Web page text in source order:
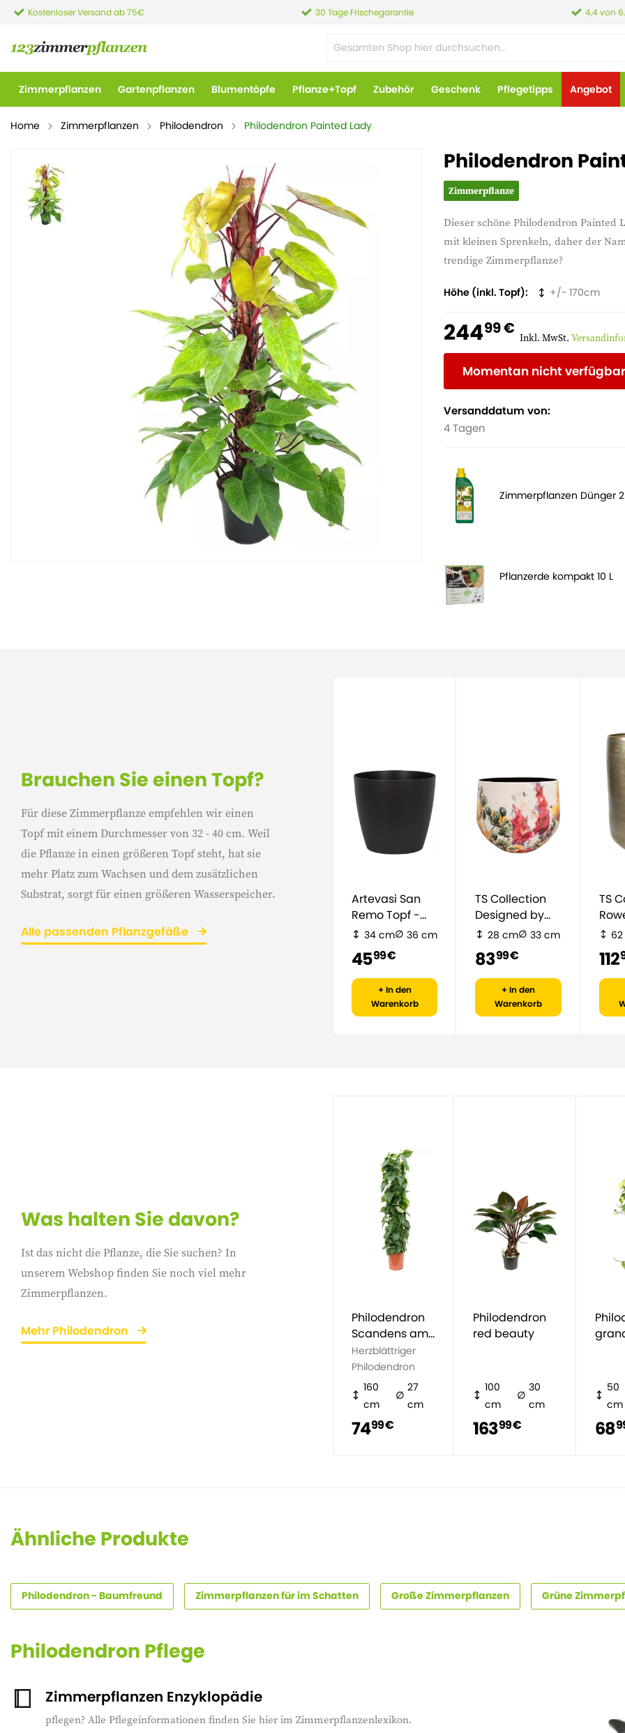
Kostenloser Versand ab 75€ 30 Tage Frischegarantie 4,4 von
Zimmerpflanzen Gartenpflanzen Blumentöpfe Pflanze+Topf Zubehör Geschenk Pflegetipps Angebot
Home Zimmerpflanzen Philodendron Philodendron Painted Lady
Philodendron
Zimmerpflanze
Dieser schöne Philodendron Painted
mit kleinen Sprenkeln, daher der
trendige Zimmerpflanze?
Höhe (inkl. Topf) 170
24499 € Inkl. MwSt.
Momentan nicht verfügbar
Versanddatum von:
4 Tagen
Zimmerpflanzen Dünger
Pflanzerde kompakt 10 L
Brauchen Sie einen Topf?
Für diese Zimmerpflanze empfehlen wir einen
Topf mit einem Durchmesser von 32 - 40 cm. Weil
die Pflanze in einen größeren Topf steht, hat sie
mehr Platz zum Wachsen und dem zusätzlichen
Substrat, sorgt für einen größeren Wasserspeicher.
Alle passenden Pflanzgefäße
Artevasi San
Remo Topf -
schwarz
34 cm 36 cm
4599 €
+ In den
Warenkorb
TS Collection
Designed by
Lammie Floral
28 cm 33 cm
8399 €
+ In den
Warenkorb
TS
112
Was halten Sie davon?
Ist das nicht die Pflanze, die Sie suchen? In
unserem Webshop finden Sie noch viel mehr
Zimmerpflanzen.
Mehr Philodendron
Philodendron
Scandens am
Rankgitter
Herzblättriger
Philodendron
160
cm
27
cm
7499 €
Philodendron
red beauty
100
cm
30
cm
16399 €
50
cm
68
Ähnliche Produkte
Philodendron - Baumfreund Zimmerpflanzen für im Schatten Große Zimmerpflanzen Grüne
Philodendron Pflege
Zimmerpflanzen Enzyklopädie
pflegen? Alle Pflegeinformationen finden Sie hier im Zimmerpflanzenlexikon.